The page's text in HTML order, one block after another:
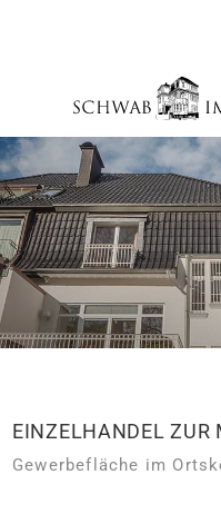
EINZELHANDEL ZUR
Gewerbefläche im